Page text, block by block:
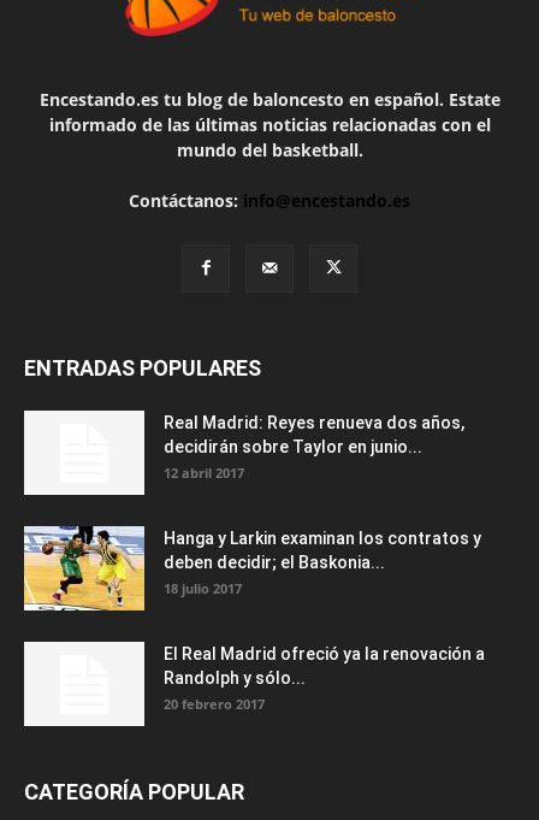
Encestando.es tu blog de baloncesto en español. Estate
informado de las últimas noticias relacionadas con el
mundo del basketball.
Contáctanos: info@encestando.es
ENTRADAS POPULARES
Real Madrid: Reyes renueva dos años,
decidirán sobre Taylor en junio...
12 abril 2017
Hanga y Larkin examinan los contratos y
deben decidir; el Baskonia...
18 julio 2017
El Real Madrid ofreció ya la renovación a
Randolph y sólo...
20 febrero 2017
CATEGORÍA POPULAR